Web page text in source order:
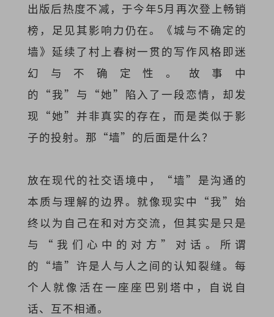
出版后热度不减，于今年5月再次登上畅销
榜，足见其影响力仍在。《城与不确定的
墙》延续了村上春树一贯的写作风格即迷
幻与不确定性。故事中
的“我”与“她”陷入了一段恋情，却发
现“她”并非真实的存在，而是类似于影
子的投射。那“墙”的后面是什么？
放在现代的社交语境中，“墙”是沟通的
本质与理解的边界。就像现实中“我”始
终以为自己在和对方交流，但其实是只是
与“我们心中的对方”对话。所谓
的“墙”许是人与人之间的认知裂缝。每
个人就像活在一座座巴别塔中，自说自
话、互不相通。